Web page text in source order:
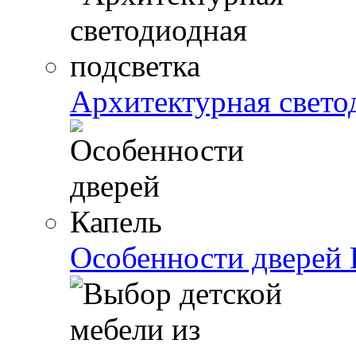
Архитектурная
Особенности дверей